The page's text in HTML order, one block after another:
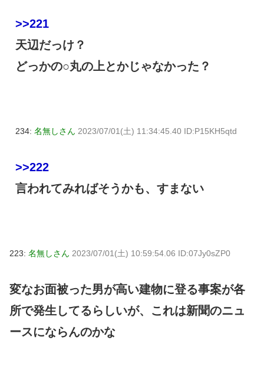
>>221
天辺だっけ？
どっかの○丸の上とかじゃなかった？
234: 名無しさん 2023/07/01(土) 11:34:45.40 ID:P15KH5qtd
>>222
言われてみればそうかも、すまない
223: 名無しさん 2023/07/01(土) 10:59:54.06 ID:07Jy0sZP0
変なお面被った男が高い建物に登る事案が各
所で発生してるらしいが、これは新聞のニュ
ースにならんのかな